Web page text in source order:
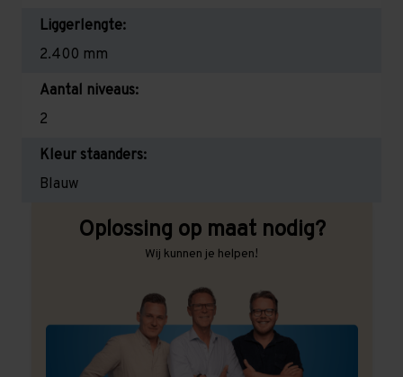
Liggerlengte:
2.400 mm
Aantal niveaus:
2
Kleur staanders:
Blauw
Oplossing op maat nodig?
Wij kunnen je helpen!